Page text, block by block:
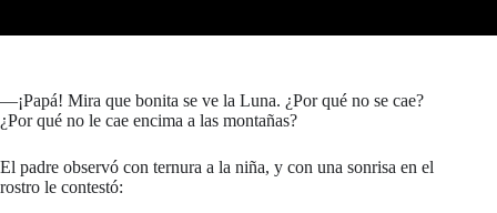
—¡Papá! Mira que bonita se ve la Luna. ¿Por qué no se cae?
¿Por qué no le cae encima a las montañas?
El padre observó con ternura a la niña, y con una sonrisa en el
rostro le contestó: